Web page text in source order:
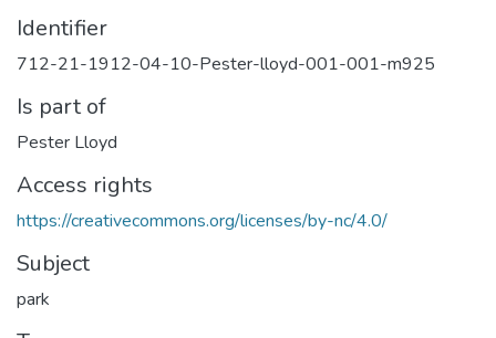
Identifier
712-21-1912-04-10-Pester-lloyd-001-001-m925
Is part of
Pester Lloyd
Access rights
https://creativecommons.org/licenses/by-nc/4.0/
Subject
park